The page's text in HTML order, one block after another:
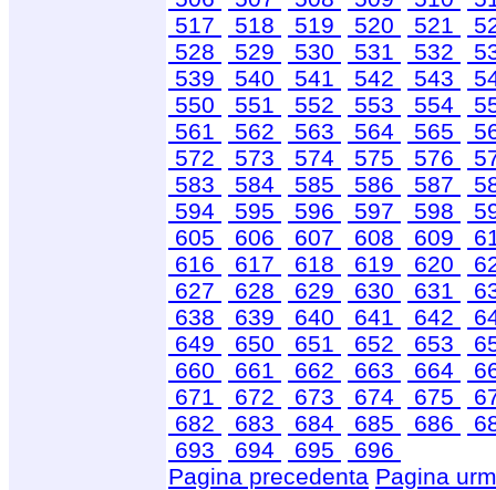
517
518 519 520 521
528
529 530 531 532
539
540 541 542 543
550
551 552 553 554
561
562 563 564 565
572
573 574 575 576
583
584 585 586 587
594
595 596 597 598
605
606 607 608 609
616
617 618 619 620
627
628 629 630 631
638
639 640 641 642
649
650 651 652 653
660
661 662 663 664
671
672 673 674 675
682
683 684 685 686
693
694 695
696
Pagina precedenta Pagina